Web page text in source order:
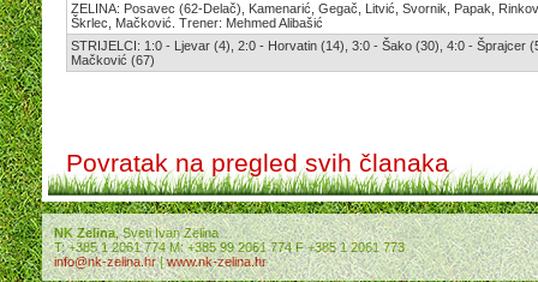
ZELINA: Posavec (62-Delač), Kamenarić, Gegač, Litvić, Svornik, Papak,
Škrlec, Mačković. Trener: Mehmed Alibašić
STRIJELCI: 1:0 - Ljevar (4), 2:0 - Horvatin (14), 3:0 - Šako (30), 4:0 - Šprajcer
Mačković (67)
Povratak na pregled svih članaka
NK Zelina, Sveti Ivan Zelina
T: +385 1 2061 774 M: +385 99 2061 774 F +385 1 2061 773
info@nk-zelina.hr|www.nk-zelina.hr